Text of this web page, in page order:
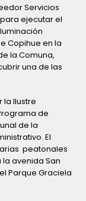
Servicios
ejecutar el
Copihue en la
la Comuna,
una de las
la Ilustre
de
de la
El
peatonales
avenida San
Parque Graciela